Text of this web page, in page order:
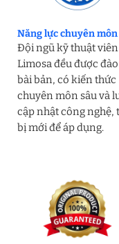
Năng lực chuyên môn
Đội ngũ kỹ thuật
Limosa đều được
bài bản, có kiến thức
chuyên môn sâu và
cập nhật công nghệ,
bị mới để áp dụng.